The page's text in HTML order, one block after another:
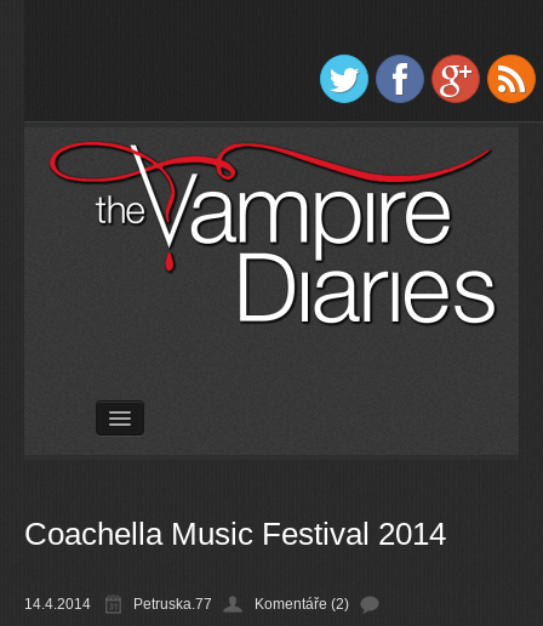
Knihy
Coachella Music Festival 2014
14.4.2014 Petruska.77 Komentáře (2)